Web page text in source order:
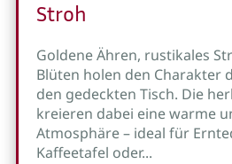
Stroh
Goldene Ähren, rustikales
Blüten holen den Charakter
den gedeckten Tisch. Die
kreieren dabei eine warme
Atmosphäre – ideal für
Kaffeetafel oder...